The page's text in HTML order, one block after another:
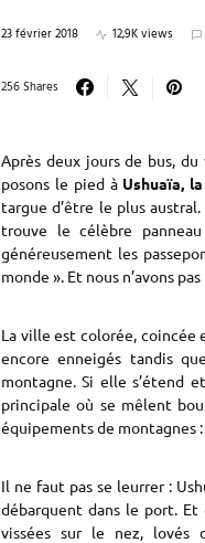
23 février 2018 12,9K views
256 Shares
Après deux jours de bus,
posons le pied à Ushuaïa,
targue d’être le plus
trouve le célèbre panneau
généreusement les
monde ». Et nous n’avons
La ville est colorée, coincée
encore enneigés tandis
montagne. Si elle s’étend
principale où se mêlent
équipements de montagnes :
Il ne faut pas se leurrer :
débarquent dans le port.
vissées sur le nez, lovés